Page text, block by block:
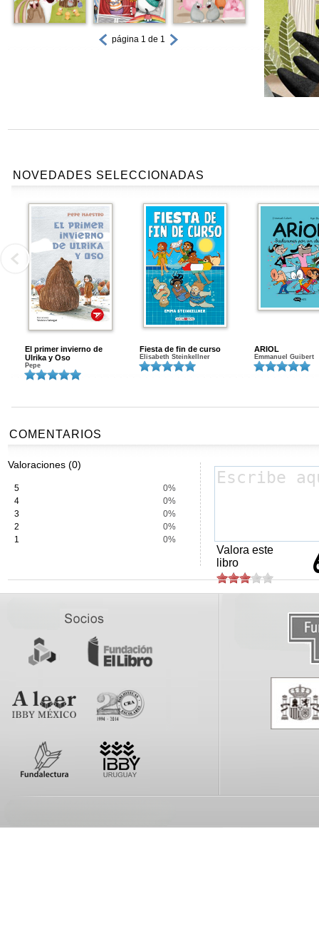
página 1 de 1
NOVEDADES SELECCIONADAS
El primer invierno de
Ulrika y Oso
Pepe
Fiesta de fin de curso
Elisabeth Steinkellner
ARIOL
Emmanuel Guibert
COMENTARIOS
Valoraciones (0)
5
0%
4
0%
3
0%
2
0%
1
0%
Valora este
libro